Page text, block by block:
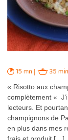
15 mn 35 min
« Risotto aux
complètement «
lecteurs. Et
champignons de
en plus dans mes